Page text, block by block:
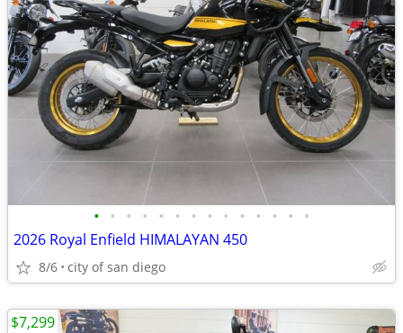
• • • • • • • • • • • • • •
2026 Royal Enfield HIMALAYAN 450
8/6 city of san diego
$7,299